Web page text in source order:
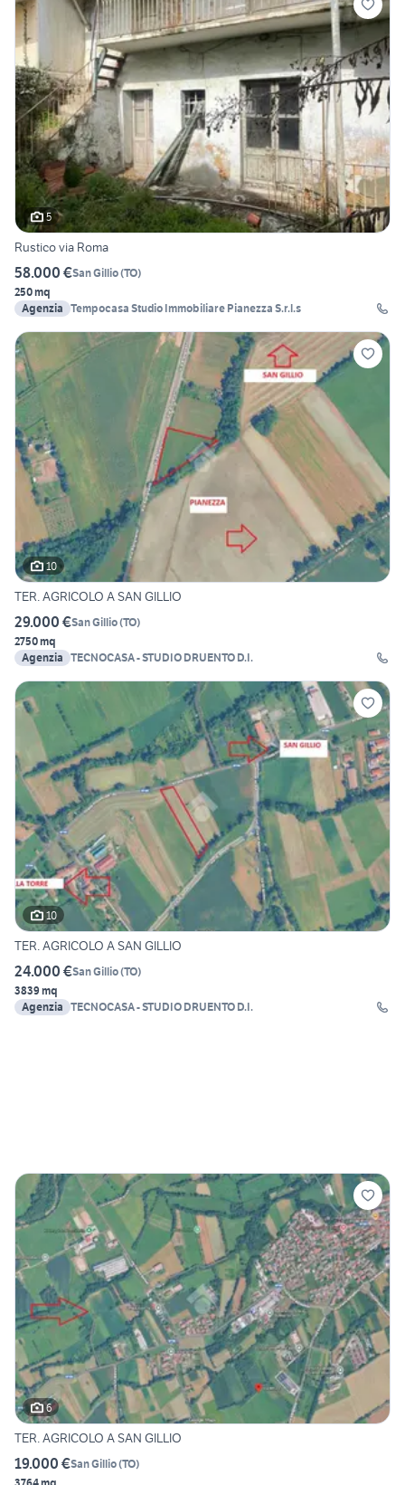
5
Rustico via Roma
58.000 €San Gillio(TO)
250 mq
Agenzia Tempocasa Studio Immobiliare Pianezza S.r.l.s
10
TER. AGRICOLO A SAN GILLIO
29.000 €San Gillio(TO)
2750 mq
Agenzia TECNOCASA - STUDIO DRUENTO D.I.
10
TER. AGRICOLO A SAN GILLIO
24.000 €San Gillio(TO)
3839 mq
Agenzia TECNOCASA - STUDIO DRUENTO D.I.
6
TER. AGRICOLO A SAN GILLIO
19.000 €San Gillio(TO)